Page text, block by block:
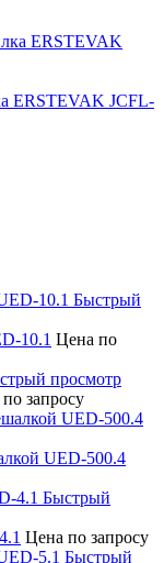
ERSTEVAK JCFL-
Быстрый
10.1 Цена по
просмотр
запросу
UED-500.4
Быстрый
Цена по запросу
Быстрый